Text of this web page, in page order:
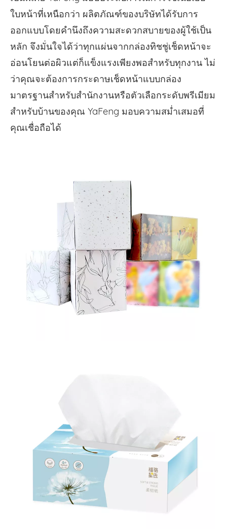
ใบหน้าที่เหนือกว่า ผลิตภัณฑ์ของบริษัทได้รับการ
ออกแบบโดยคำนึงถึงความสะดวกสบายของผู้ใช้เป็น
หลัก จึงมั่นใจได้ว่าทุกแผ่นจากกล่องทิชชู่เช็ดหน้าจะ
อ่อนโยนต่อผิวแต่ก็แข็งแรงเพียงพอสำหรับทุกงาน ไม่
ว่าคุณจะต้องการกระดาษเช็ดหน้าแบบกล่อง
มาตรฐานสำหรับสำนักงานหรือตัวเลือกระดับพรีเมียม
สำหรับบ้านของคุณ YaFeng มอบความสม่ำเสมอที่
คุณเชื่อถือได้